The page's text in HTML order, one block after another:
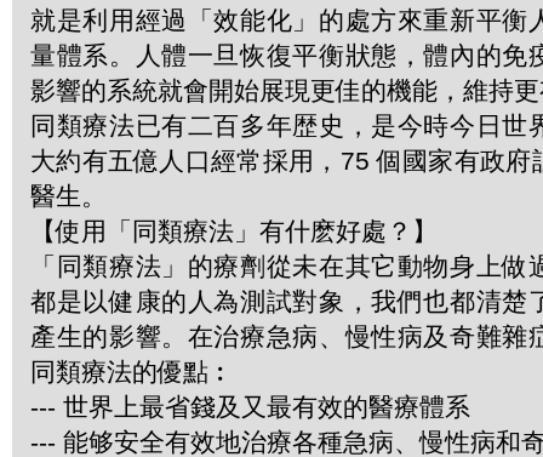
就是利用經過「效能化」的處方來重新平衡
量體系。人體一旦恢復平衡狀態，體內的免
影響的系統就會開始展現更佳的機能，維持
同類療法已有二百多年歴史，是今時今日世
大約有五億人口經常採用，75 個國家有政府
醫生。
【使用「同類療法」有什麽好處？】
「同類療法」的療劑從未在其它動物身上做
都是以健康的人為測試對象，我們也都清楚
產生的影響。在治療急病、慢性病及奇難雜
同類療法的優點︰
--- 世界上最省錢及又最有效的醫療體系
--- 能够安全有效地治療各種急病、慢性病和